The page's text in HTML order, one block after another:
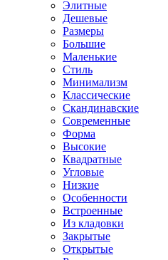
Элитные
Дешевые
Размеры
Большие
Маленькие
Стиль
Минимализм
Классические
Скандинавские
Современные
Форма
Высокие
Квадратные
Угловые
Низкие
Особенности
Встроенные
Из кладовки
Закрытые
Открытые